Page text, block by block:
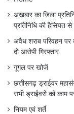
अखबार का जिला
प्रतिनिधि की हैसियत
अवैध शराब परिवहन पर
दो आरोपी गिरफ्तार
गूगल पर खोजें
छत्तीसगढ़ ड्राईवर
सभी ड्राईवरों को काम
नियम एवं शर्ते